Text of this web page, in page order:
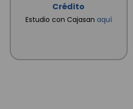
Crédito
Estudio con Cajasan aquí